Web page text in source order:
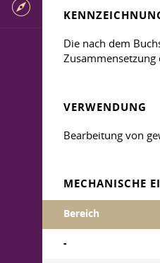
Die nach dem
VERWENDUNG
Bearbeitung von
MECHANISCHE
Bereich
-